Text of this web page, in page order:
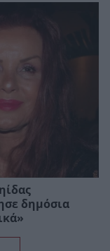
δημόσια